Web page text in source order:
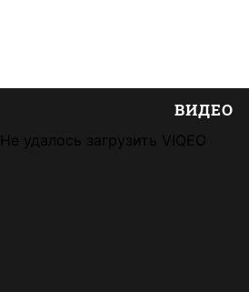
ВИДЕО
Не удалось загрузить VIQEO